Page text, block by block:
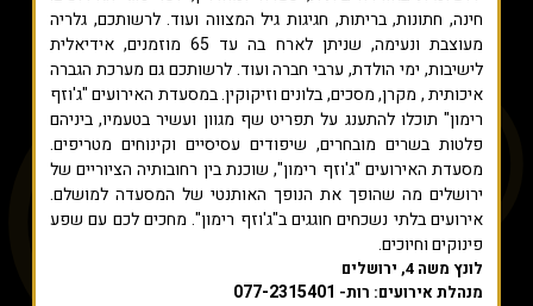
חינה, חתונות, בריתות, חגיגות גיל המצווה ועוד. לרשותכם, גלריה
מעוצבת ונעימה, שניתן לארח בה עד 65 מוזמנים, אידיאלית
לישיבות, ימי הולדת, ערבי חברה ועוד. לרשותכם גם מערכת הגברה
איכותית , מקרן, מסכים, בלונים וזיקוקין. במסעדת האירועים "ג'וזף
רימון" תוכלו להתענג על תפריט שף מגוון ועשיר בטעמיו, ביניהם
פלטות בשרים מובחרים, שיפודים עסיסיים וקינוחים מטריפים.
מסעדת האירועים "ג'וזף רימון", שוכנת בין רחובותיה הציוריים של
ירושלים מה שהופך את הנופך האותנטי של המסעדה למושלם.
אירועים בלתי נשכחים חוגגים ב"ג'וזף רימון". מחכים לכם עם שפע
פינוקים וחיוכים.
לונץ משה 4, ירושלים
מנהלת אירועים: רות- 077-2315401